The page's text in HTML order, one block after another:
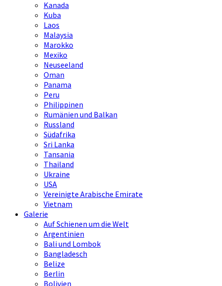
Kanada
Kuba
Laos
Malaysia
Marokko
Mexiko
Neuseeland
Oman
Panama
Peru
Philippinen
Rumänien und Balkan
Russland
Südafrika
Sri Lanka
Tansania
Thailand
Ukraine
USA
Vereinigte Arabische Emirate
Vietnam
Galerie
Auf Schienen um die Welt
Argentinien
Bali und Lombok
Bangladesch
Belize
Berlin
Bolivien